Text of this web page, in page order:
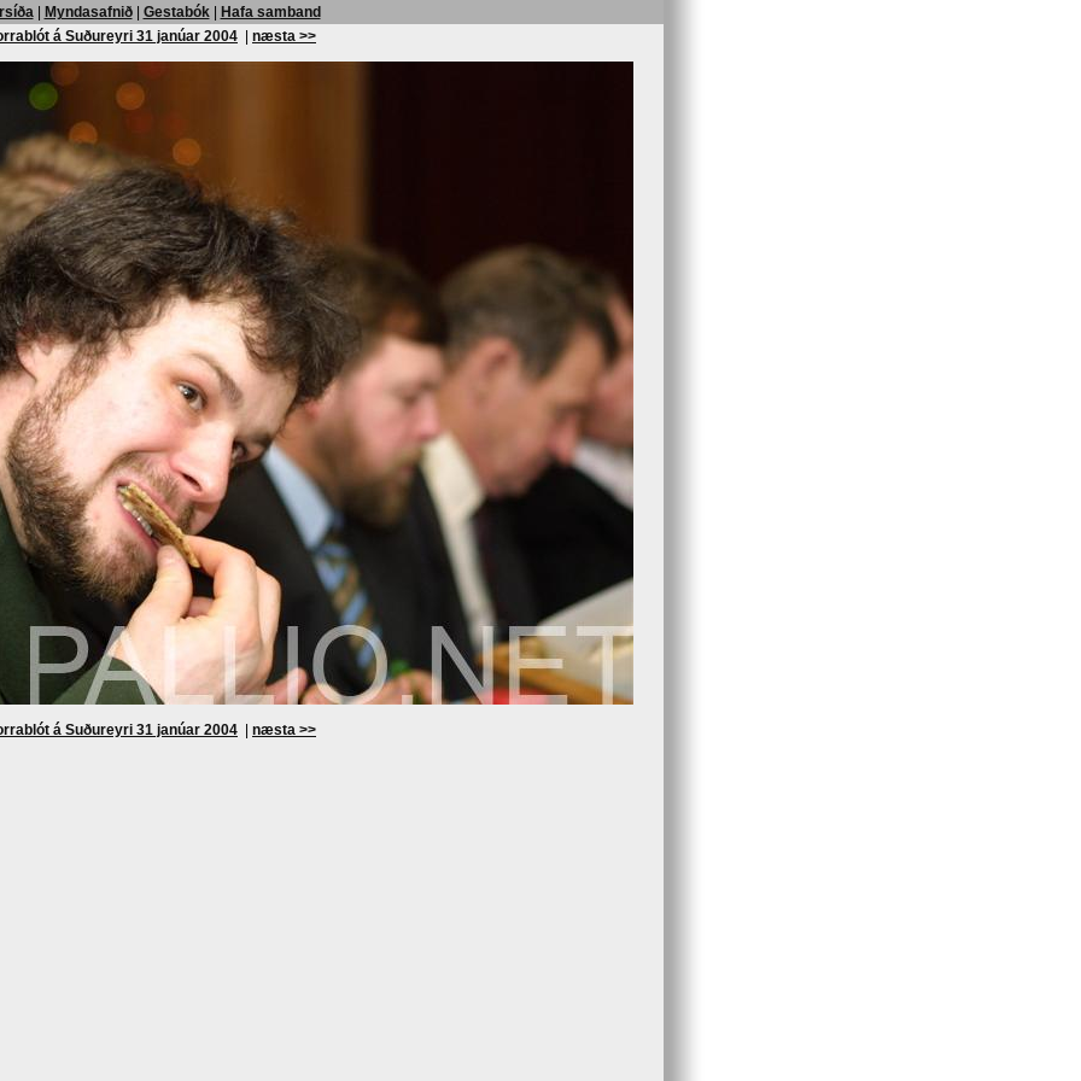
| Myndasafnið| Gestabók|
Hafa samband
á Suðureyri 31 janúar 2004
næsta >>
á Suðureyri 31 janúar 2004 næsta >>